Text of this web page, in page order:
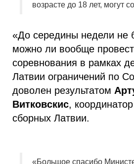
возрасте до 18 лет, могут
«До середины недели не
можно ли вообще
соревнования в рамках
Латвии ограничений по
доволен результатом
Витковскис,
сборных Латвии.
«Большое спасибо